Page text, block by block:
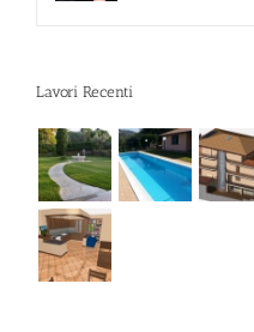
Lavori Recenti